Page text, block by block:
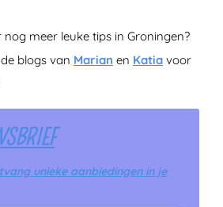
meer leuke tips in Groningen?
blogs van Marian en Katia voor
unieke aanbiedingen in je